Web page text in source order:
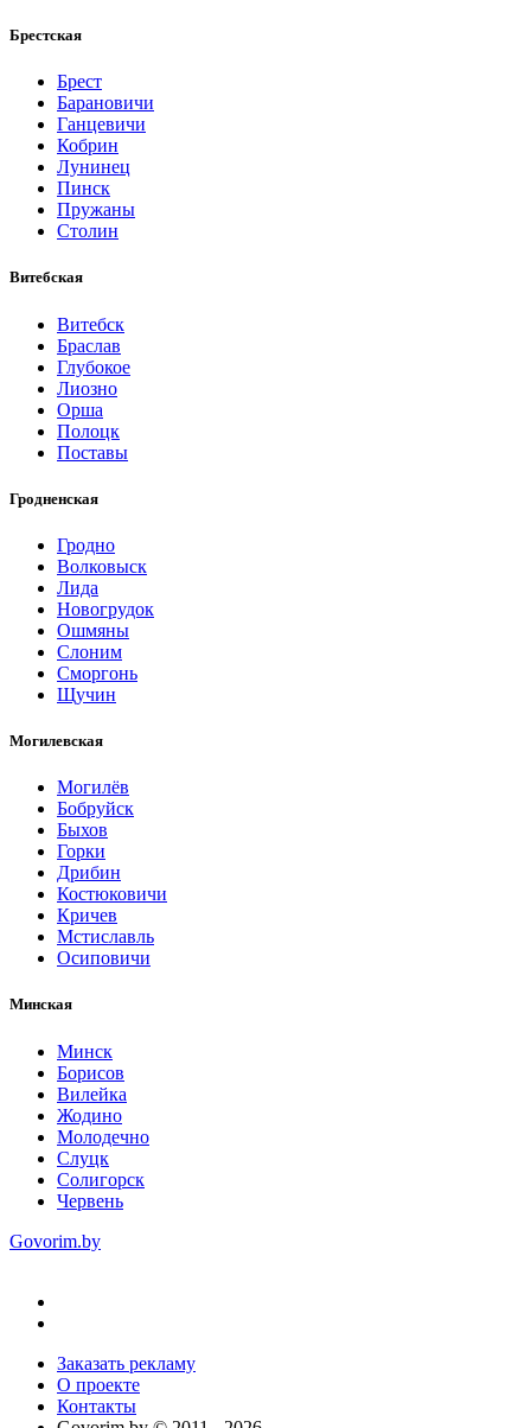
Брестская
Брест
Барановичи
Ганцевичи
Кобрин
Лунинец
Пинск
Пружаны
Столин
Витебская
Витебск
Браслав
Глубокое
Лиозно
Орша
Полоцк
Поставы
Гродненская
Гродно
Волковыск
Лида
Новогрудок
Ошмяны
Слоним
Сморгонь
Щучин
Могилевская
Могилёв
Бобруйск
Быхов
Горки
Дрибин
Костюковичи
Кричев
Мстиславль
Осиповичи
Минская
Минск
Борисов
Вилейка
Жодино
Молодечно
Слуцк
Солигорск
Червень
Govorim.by
Заказать рекламу
О проекте
Контакты